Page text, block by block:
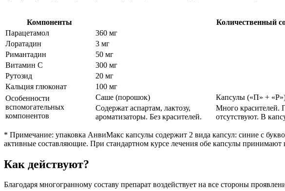
Компоненты
Количественный
Парацетамол
360 мг
Лоратадин
3 мг
Римантадин
50 мг
Витамин С
300 мг
Рутозид
20 мг
Кальция глюконат
100 мг
Особенности
вспомогательных
компонентов
Саше (порошок) Капсулы («П» +
Содержат аспартам, лактозу,
ароматизаторы. Без красителей.
Много красителей.
отсутствуют. В
* Примечание: упаковка АнвиМакс капсулы содержит 2 вида капсул: синие с
активные составляющие. При стандартном курсе лечения обе капсулы принимают
Как действуют?
Благодаря многогранному составу препарат воздействует на все стороны